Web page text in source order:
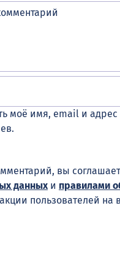
моё имя, email и
вы
данных и правилами
пользователей